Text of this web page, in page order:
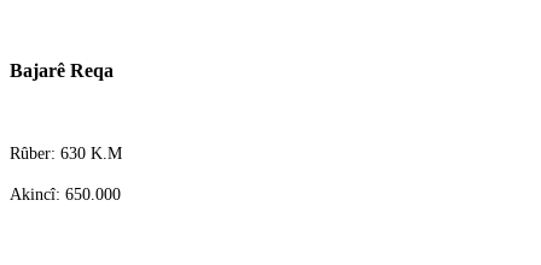
Bajarê Reqa
Rûber: 630 K.M
Akincî: 650.000